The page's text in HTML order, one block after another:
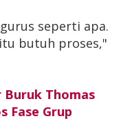
seperti apa.
butuh proses,"
Buruk Thomas
Fase Grup